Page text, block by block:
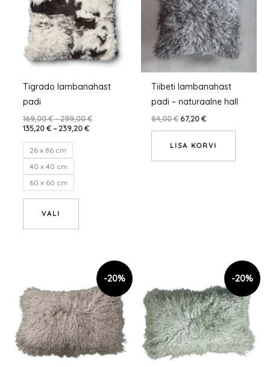
Tigrado lambanahast
padi
169,00€–299,00€
135,20€ –239,20€
26 x 86 cm
40 x 40 cm
60 x 60 cm
VALI
mitu
varianti.
Valikuid
saab
tootelehel.
Tiibeti lambanahast
padi – naturaalne hall
84,00€ 67,20€
LISA KORVI
Sellel
tootel
on
mitu
varianti.
Valikuid
saab